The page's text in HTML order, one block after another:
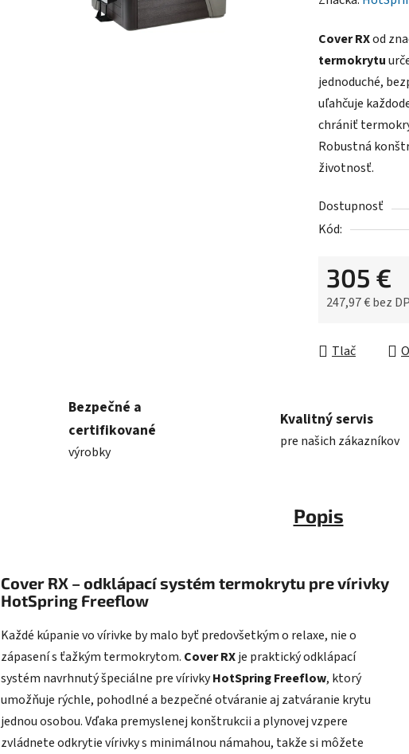
Cover RXod
termokrytu
jednoduché,
uľahčuje
chrániť
Robustná
životnosť.
Dostupnosť
Kód:
305 €
247,97 € bez
Tlač
Bezpečné a
certifikované
výrobky
Kvalitný servis
pre našich zákazníkov
Popis
Cover RX – odklápací systém termokrytu pre vírivky
HotSpring Freeflow
Každé kúpanie vo vírivke by malo byť predovšetkým o relaxe, nie o
zápasení s ťažkým termokrytom. Cover RXje praktický odklápací
systém navrhnutý špeciálne pre vírivkyHotSpring Freeflow, ktorý
umožňuje rýchle, pohodlné a bezpečné otváranie aj zatváranie krytu
jednou osobou. Vďaka premyslenej konštrukcii a plynovej vzpere
zvládnete odkrytie vírivky s minimálnou námahou, takže si môžete